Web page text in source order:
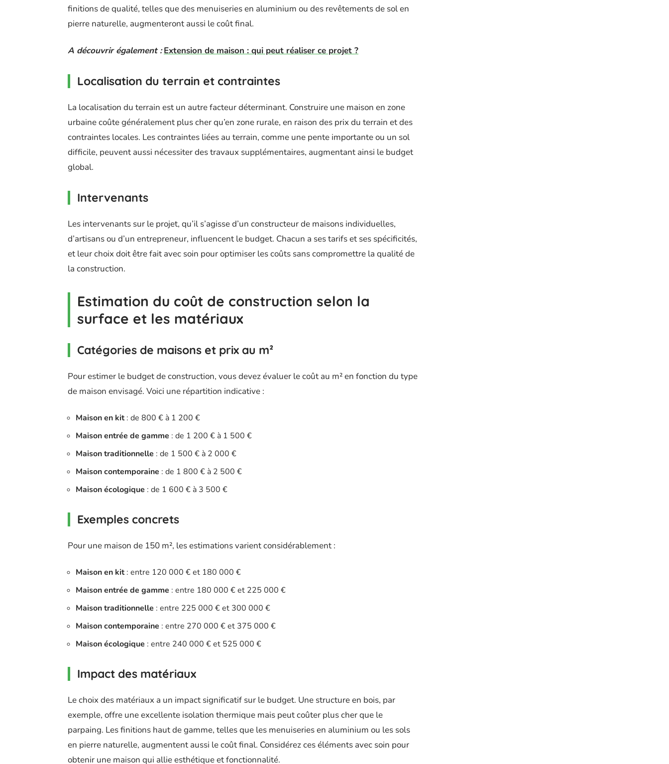
finitions de qualité, telles que des menuiseries en aluminium ou des revêtements de sol en
pierre naturelle, augmenteront aussi le coût final.
A découvrir également : Extension de maison : qui peut réaliser ce projet ?
Localisation du terrain et contraintes
La localisation du terrain est un autre facteur déterminant. Construire une maison en zone
urbaine coûte généralement plus cher qu’en zone rurale, en raison des prix du terrain et des
contraintes locales. Les contraintes liées au terrain, comme une pente importante ou un sol
difficile, peuvent aussi nécessiter des travaux supplémentaires, augmentant ainsi le budget
global.
Intervenants
Les intervenants sur le projet, qu’il s’agisse d’un constructeur de maisons individuelles,
d’artisans ou d’un entrepreneur, influencent le budget. Chacun a ses tarifs et ses spécificités,
et leur choix doit être fait avec soin pour optimiser les coûts sans compromettre la qualité de
la construction.
Estimation du coût de construction selon la
surface et les matériaux
Catégories de maisons et prix au m²
Pour estimer le budget de construction, vous devez évaluer le coût au m² en fonction du type
de maison envisagé. Voici une répartition indicative :
Maison en kit: de 800 € à 1 200 €
Maison entrée de gamme : de 1 200 € à 1 500 €
Maison traditionnelle : de 1 500 € à 2 000 €
Maison contemporaine : de 1 800 € à 2 500 €
Maison écologique : de 1 600 € à 3 500 €
Exemples concrets
Pour une maison de 150 m², les estimations varient considérablement :
Maison en kit: entre 120 000 € et 180 000 €
Maison entrée de gamme : entre 180 000 € et 225 000 €
Maison traditionnelle : entre 225 000 € et 300 000 €
Maison contemporaine : entre 270 000 € et 375 000 €
Maison écologique : entre 240 000 € et 525 000 €
Impact des matériaux
Le choix des matériaux a un impact significatif sur le budget. Une structure en bois, par
exemple, offre une excellente isolation thermique mais peut coûter plus cher que le
parpaing. Les finitions haut de gamme, telles que les menuiseries en aluminium ou les sols
en pierre naturelle, augmentent aussi le coût final. Considérez ces éléments avec soin pour
obtenir une maison qui allie esthétique et fonctionnalité.